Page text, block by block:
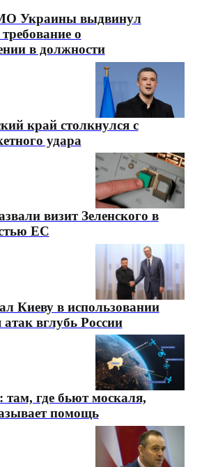
Украины выдвинул
о
в должности
край столкнулся с
удара
визит Зеленского в
ЕС
Киеву в использовании
вглубь России
где бьют москаля,
помощь